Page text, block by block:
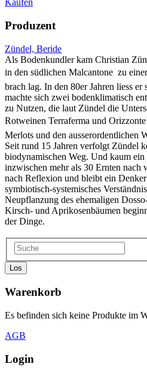
Kaufen
Produzent
Zündel, Beride
Als Bodenkundler kam Christian
in den südlichen Malcantone  zu
brach lag. In den 80er Jahren liess
machte sich zwei bodenklimatisch
zu Nutzen, die laut Zündel die
Rotweinen Terraferma und Orizzonte
Merlots und den ausserordentlichen
Seit rund 15 Jahren verfolgt Zündel
biodynamischen Weg. Und kaum ein
inzwischen mehr als 30 Ernten nach
nach Reflexion und bleibt ein
symbiotisch-systemisches
Neupflanzung des ehemaligen
Kirsch- und Aprikosenbäumen
der Dinge.
Los
Warenkorb
Es befinden sich keine Produkte im
AGB
Login